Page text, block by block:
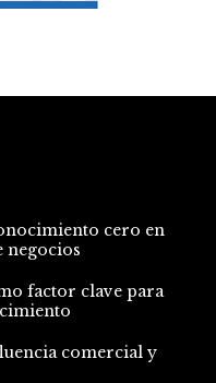
cero en
negocios
factor clave para
comercial y